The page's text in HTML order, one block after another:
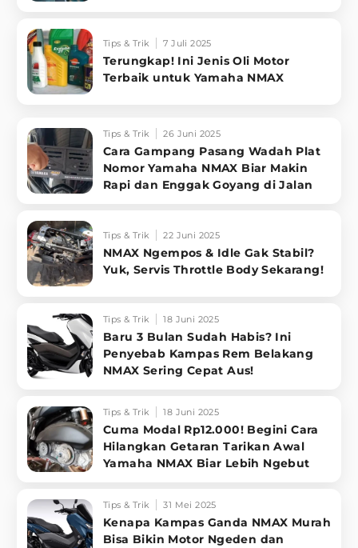
Tips & Trik 7 Juli 2025
Terungkap! Ini Jenis Oli Motor
Terbaik untuk Yamaha NMAX
Tips & Trik 26 Juni 2025
Cara Gampang Pasang Wadah Plat
Nomor Yamaha NMAX Biar Makin
Rapi dan Enggak Goyang di Jalan
Tips & Trik 22 Juni 2025
NMAX Ngempos & Idle Gak Stabil?
Yuk, Servis Throttle Body Sekarang!
Tips & Trik 18 Juni 2025
Baru 3 Bulan Sudah Habis? Ini
Penyebab Kampas Rem Belakang
NMAX Sering Cepat Aus!
Tips & Trik 18 Juni 2025
Cuma Modal Rp12.000! Begini Cara
Hilangkan Getaran Tarikan Awal
Yamaha NMAX Biar Lebih Ngebut
Tips & Trik 31 Mei 2025
Kenapa Kampas Ganda NMAX Murah
Bisa Bikin Motor Ngeden dan